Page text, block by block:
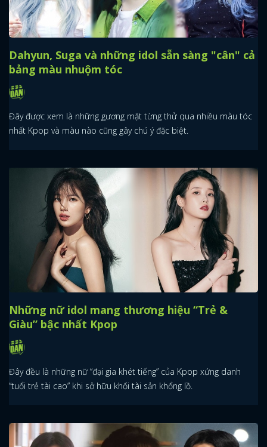
Dahyun, Suga và những idol sẵn sàng "cân" cả
bảng màu nhuộm tóc
Đây được xem là những gương mặt từng thử qua nhiều màu tóc
nhất Kpop và màu nào cũng gây chú ý đặc biệt.
Những nữ idol mang thương hiệu “Trẻ &
Giàu” bậc nhất Kpop
Đây đều là những nữ “đại gia khét tiếng” của Kpop xứng danh
“tuổi trẻ tài cao” khi sở hữu khối tài sản khổng lồ.